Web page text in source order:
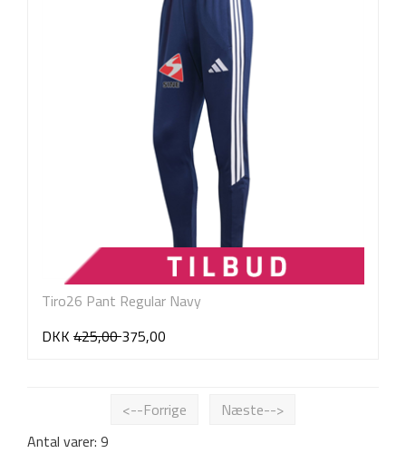
Tiro26 Pant Regular Navy
DKK 425,00375,00
<--Forrige
Næste-->
Antal varer: 9